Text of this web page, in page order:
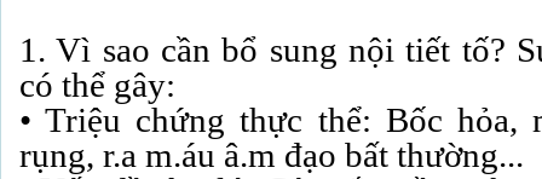
1. Vì sao cần bổ sung nội tiết tố?
có thể gây:
• Triệu chứng thực thể: Bốc hỏa,
rụng, r.a m.áu â.m đạo bất thường...